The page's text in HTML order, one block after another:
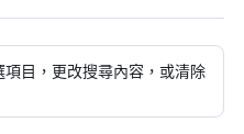
目，更改搜尋內容，或清除